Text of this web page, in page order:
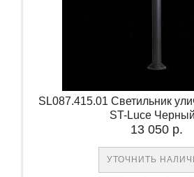
SL087.415.01 Светильник
ST-Luce
13 050 р.
УТОЧНИТЬ